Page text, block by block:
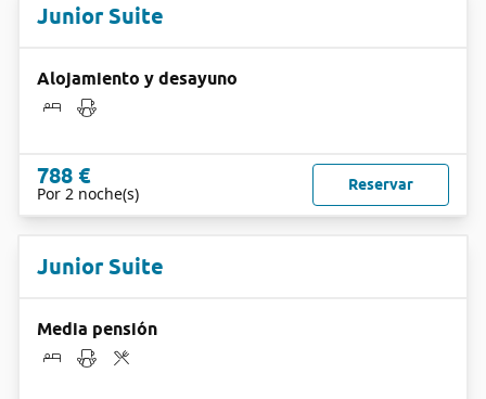
Junior Suite
Alojamiento y desayuno
788 €
Por 2 noche(s) Reservar
Junior Suite
Media pensión